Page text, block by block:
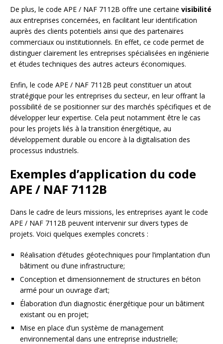
De plus, le code APE / NAF 7112B offre une certaine visibilité
aux entreprises concernées, en facilitant leur identification
auprès des clients potentiels ainsi que des partenaires
commerciaux ou institutionnels. En effet, ce code permet de
distinguer clairement les entreprises spécialisées en ingénierie
et études techniques des autres acteurs économiques.
Enfin, le code APE / NAF 7112B peut constituer un atout
stratégique pour les entreprises du secteur, en leur offrant la
possibilité de se positionner sur des marchés spécifiques et de
développer leur expertise. Cela peut notamment être le cas
pour les projets liés à la transition énergétique, au
développement durable ou encore à la digitalisation des
processus industriels.
Exemples d’application du code
APE / NAF 7112B
Dans le cadre de leurs missions, les entreprises ayant le code
APE / NAF 7112B peuvent intervenir sur divers types de
projets. Voici quelques exemples concrets :
Réalisation d’études géotechniques pour l’implantation d’un
bâtiment ou d’une infrastructure;
Conception et dimensionnement de structures en béton
armé pour un ouvrage d’art;
Élaboration d’un diagnostic énergétique pour un bâtiment
existant ou en projet;
Mise en place d’un système de management
environnemental dans une entreprise industrielle;